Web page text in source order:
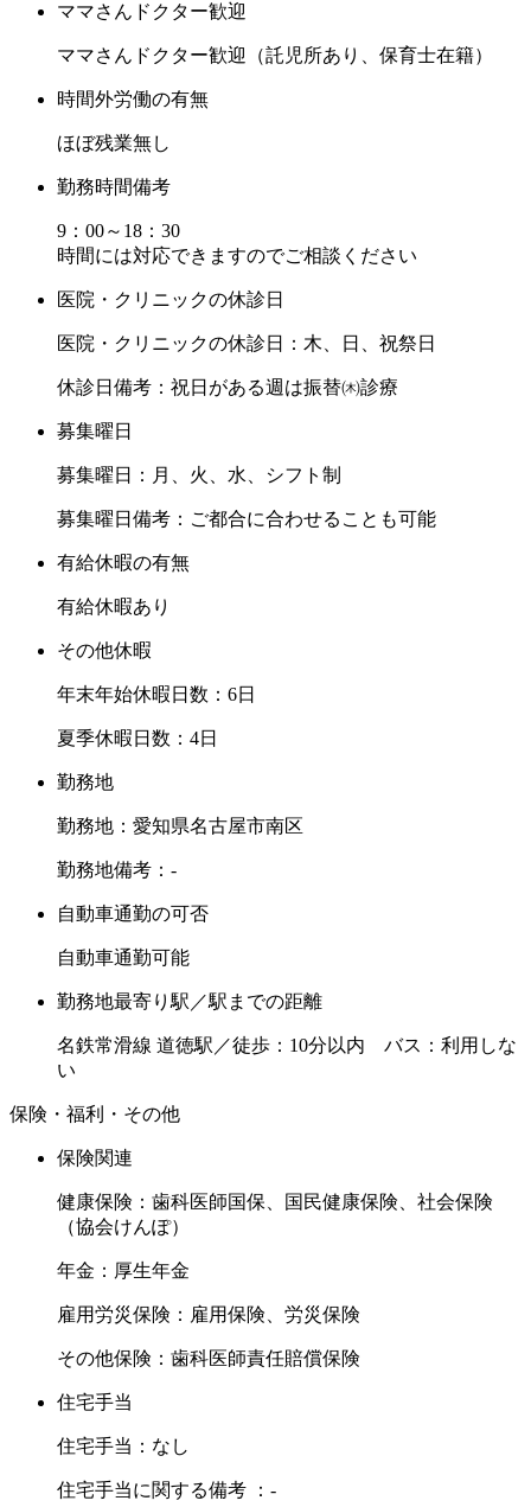
ママさんドクター歓迎
ママさんドクター歓迎（託児所あり、保育士在籍）
時間外労働の有無
ほぼ残業無し
勤務時間備考
9：00～18：30
時間には対応できますのでご相談ください
医院・クリニックの休診日
医院・クリニックの休診日：木、日、祝祭日
休診日備考：祝日がある週は振替㈭診療
募集曜日
募集曜日：月、火、水、シフト制
募集曜日備考：ご都合に合わせることも可能
有給休暇の有無
有給休暇あり
その他休暇
年末年始休暇日数：6日
夏季休暇日数：4日
勤務地
勤務地：愛知県名古屋市南区
勤務地備考：-
自動車通勤の可否
自動車通勤可能
勤務地最寄り駅／駅までの距離
名鉄常滑線 道徳駅／徒歩：10分以内 バス：利用しな
い
保険・福利・その他
保険関連
健康保険：歯科医師国保、国民健康保険、社会保険
（協会けんぽ）
年金：厚生年金
雇用労災保険：雇用保険、労災保険
その他保険：歯科医師責任賠償保険
住宅手当
住宅手当：なし
住宅手当に関する備考 ：-